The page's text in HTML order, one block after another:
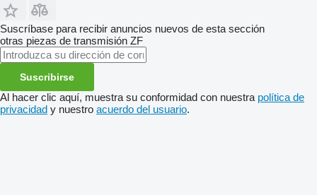
Suscríbase para recibir anuncios nuevos de esta sección
otras piezas de transmisión ZF
Suscribirse
Al hacer clic aquí, muestra su conformidad con nuestra política de
privacidad y nuestro acuerdo del usuario.